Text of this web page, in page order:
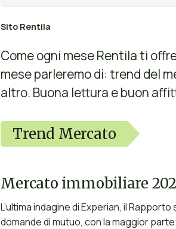
Sito Rentila
Come ogni mese Rentila ti
mese parleremo di: trend del
altro. Buona lettura e buon
Trend Mercato
Mercato immobiliare
L’ultima indagine di Experian, il
domande di mutuo, con la maggior